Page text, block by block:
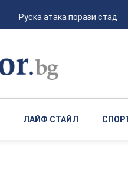
Руска атака порази
ЛАЙФ СТАЙЛ